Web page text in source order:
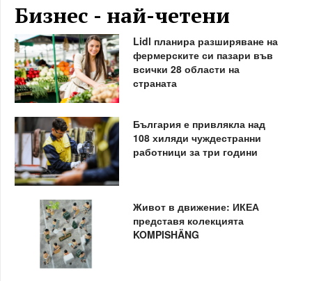
Бизнес - най-четени
Lidl планира разширяване на
фермерските си пазари във
всички 28 области на
страната
България е привлякла над
108 хиляди чуждестранни
работници за три години
Живот в движение: ИКЕА
представя колекцията
KOMPISHÄNG